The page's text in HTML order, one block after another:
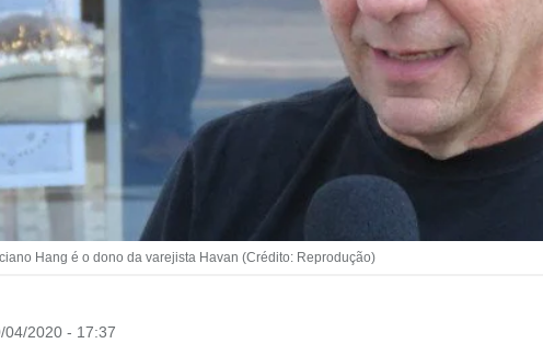
Hang é o dono da varejista Havan (Crédito: Reprodução)
04/2020 - 17:37